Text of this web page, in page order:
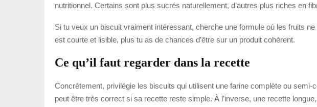
nutritionnel. Certains sont plus sucrés naturellement, d’autres plus riches en
Si tu veux un biscuit vraiment intéressant, cherche une formule où les fruits
est courte et lisible, plus tu as de chances d’être sur un produit cohérent.
Ce qu’il faut regarder dans la recette
Concrètement, privilégie les biscuits qui utilisent une farine complète ou
peut être très correct si sa recette reste simple. À l’inverse, une recette